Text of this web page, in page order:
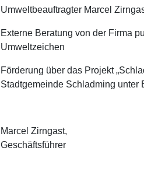
Umweltbeauftragter Marcel
Externe Beratung von der Firma
Umweltzeichen
Förderung über das Projekt
Stadtgemeinde Schladming unter
Marcel Zirngast,
Geschäftsführer